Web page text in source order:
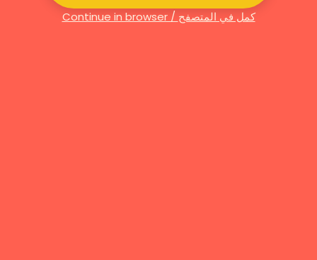
Continue in browser / كمل في المتصفح